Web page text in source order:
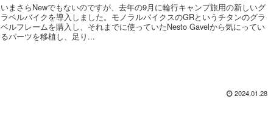
いまさらNewでもないのですが、去年の9月に輪行キャンプ旅用の新しいグ
ラベルバイクを導入しました。モノラルバイクスのGRというチタンのグラ
ベルフレームを購入し、それまでに使っていたNesto Gavelから気にってい
るパーツを移植し、足り...
2024.01.28